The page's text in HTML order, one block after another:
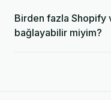
Birden fazla Shopify
bağlayabilir miyim?